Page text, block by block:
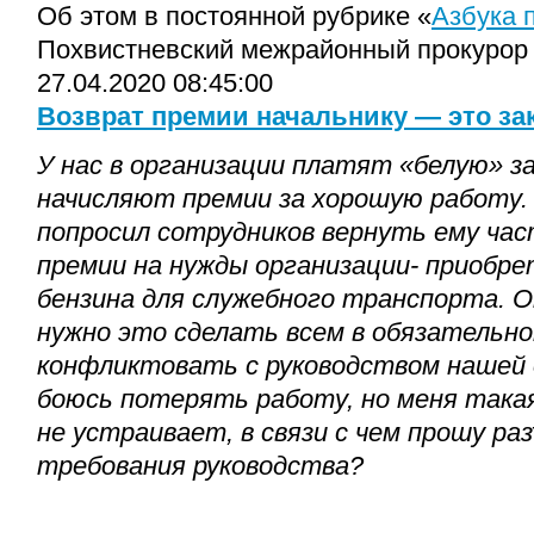
Об этом в постоянной рубрике «Азбука
Похвистневский межрайонный прокурор
27.04.2020 08:45:00
Возврат премии начальнику — это
У нас в организации платят «белую»
начисляют премии за хорошую работу.
попросил сотрудников вернуть ему
премии на нужды организации-
бензина для служебного транспорта.
нужно это сделать всем в
конфликтовать с руководством нашей
боюсь потерять работу, но меня
не устраивает, в связи с чем прошу
требования руководства?